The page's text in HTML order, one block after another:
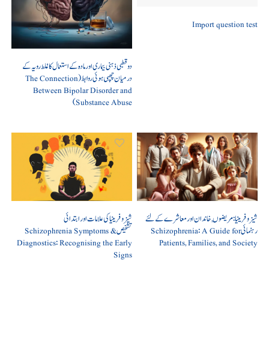
Import question test
دو قطبی ذہنی بیماری اور مادہ کے استعمال کا غلط رویہ کے
درمیان چھپی ہوئی روابط (The Connection
Between Bipolar Disorder and
Substance Abuse)
شیزوفرینیا: مریضوں, خاندان اور معاشرے کے لئے
رہنمائی Schizophrenia: A Guide for
Patients, Families, and Society
شیزوفرینیا کی علامات اور ابتدائی
تشخیص Schizophrenia Symptoms &
Diagnostics: Recognising the Early
Signs